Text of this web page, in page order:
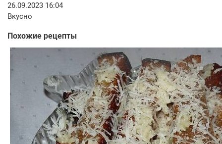
26.09.2023 16:04
Вкусно
Похожие рецепты